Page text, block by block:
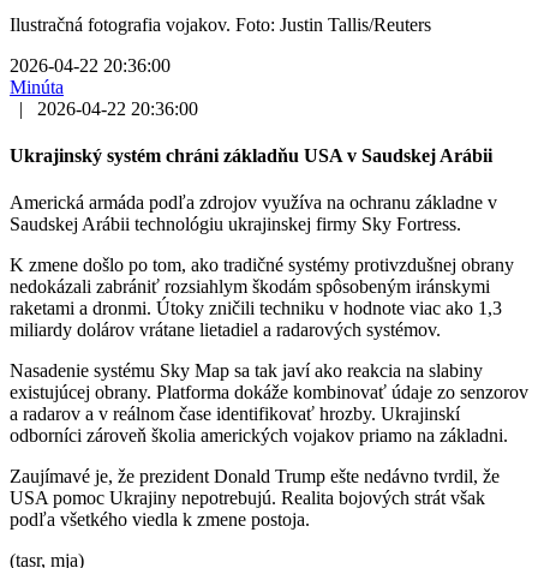
Ilustračná fotografia vojakov. Foto: Justin Tallis/Reuters
2026-04-22 20:36:00
Minúta
|
2026-04-22 20:36:00
Ukrajinský systém chráni základňu USA v Saudskej Arábii
Americká armáda podľa zdrojov využíva na ochranu základne v
Saudskej Arábii technológiu ukrajinskej firmy Sky Fortress.
K zmene došlo po tom, ako tradičné systémy protivzdušnej obrany
nedokázali zabrániť rozsiahlym škodám spôsobeným iránskymi
raketami a dronmi. Útoky zničili techniku v hodnote viac ako 1,3
miliardy dolárov vrátane lietadiel a radarových systémov.
Nasadenie systému Sky Map sa tak javí ako reakcia na slabiny
existujúcej obrany. Platforma dokáže kombinovať údaje zo senzorov
a radarov a v reálnom čase identifikovať hrozby. Ukrajinskí
odborníci zároveň školia amerických vojakov priamo na základni.
Zaujímavé je, že prezident Donald Trump ešte nedávno tvrdil, že
USA pomoc Ukrajiny nepotrebujú. Realita bojových strát však
podľa všetkého viedla k zmene postoja.
(tasr, mja)